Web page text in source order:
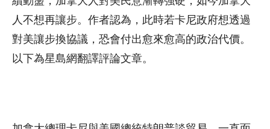
人不想再讓步。作者認為，此時若卡尼政府想透過
對美讓步換協議，恐會付出愈來愈高的政治代價。
以下為星島網翻譯評論文章。